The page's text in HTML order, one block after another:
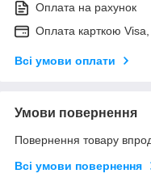
Оплата на рахунок
Оплата карткою
Всі умови оплати
Умови повернення
Повернення товару
Всі умови повернення